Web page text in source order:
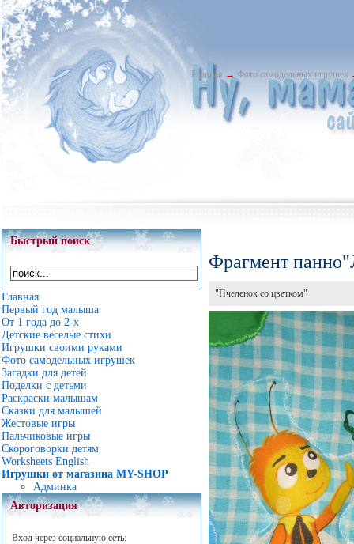
Главная → Фото самодельных игрушек
Быстрый поиск
Главная
Первый год малыша
От 1 года до 2-х
Детские веселые стихи
Игрушки своими руками
Фото самодельных игрушек
Загадки для детей
Поделки с детьми
Раскраски малышам
Сказки для малышей
Жестовые игры
Пальчиковые игры
Скороговорки детям
Worksheets English
Игрушки от магазина MY-SHOP
Админка
Авторизация
Вход через социальную сеть:
Фрагмент
"Пчеленок со цветком"